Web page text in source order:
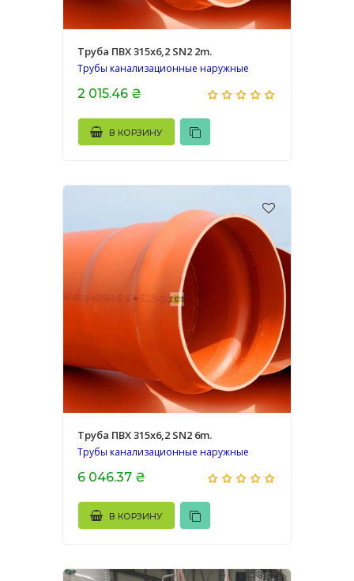
Труба ПВХ 315х6,2 SN2 2m.
Трубы канализационные наружные
2 015.46 ₴
В КОРЗИНУ
Труба ПВХ 315х6,2 SN2 6m.
Трубы канализационные наружные
6 046.37 ₴
В КОРЗИНУ